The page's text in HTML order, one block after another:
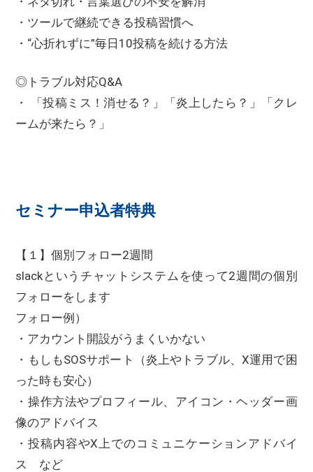
・ツールで継続できる投稿習慣へ
・“心折れずに”毎日10投稿を続ける方法
◎トラブル対応Q&A
・ 「投稿ミス！消せる？」「炎上したら？」「クレ
ームが来たら？」
セミナー申込者特典
【１】個別フォロー2週間
slackというチャットシステムを使って2週間の個別
フォローをします
フォロー例）
・アカウント開設がうまくいかない
・もしもSOSサポート（炎上やトラブル、X運用で困
った時も安心）
・操作方法やプロフィール、アイコン・ヘッダー画
像のアドバイス
・投稿内容やX上でのコミュニケーションアドバイ
ス など